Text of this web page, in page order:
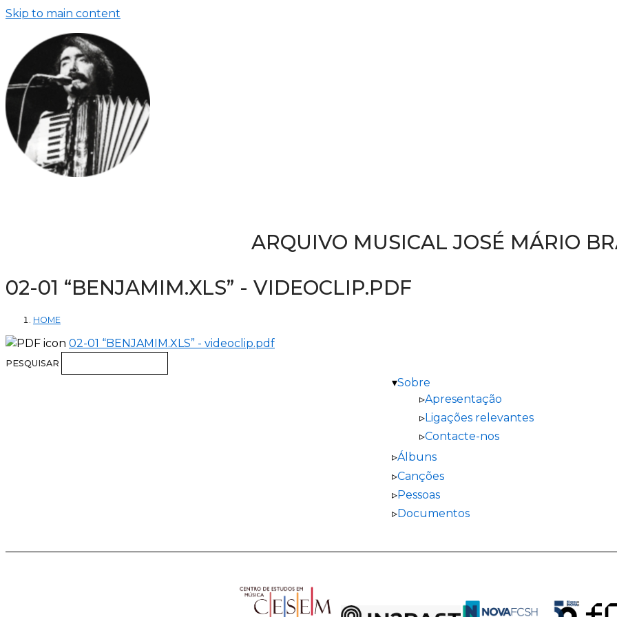
Skip to main content
ARQUIVO MUSICAL JOSÉ MÁRIO
02-01 “BENJAMIM.XLS” - VIDEOCLIP.PDF
HOME
02-01 “BENJAMIM.XLS” - videoclip.pdf
PESQUISAR
Sobre
Apresentação
Ligações relevantes
Contacte-nos
Álbuns
Canções
Pessoas
Documentos